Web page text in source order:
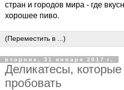
стран и городов мира - где
хорошее пиво.
вторник, 31 января 2017 г.
Деликатесы,
пробовать